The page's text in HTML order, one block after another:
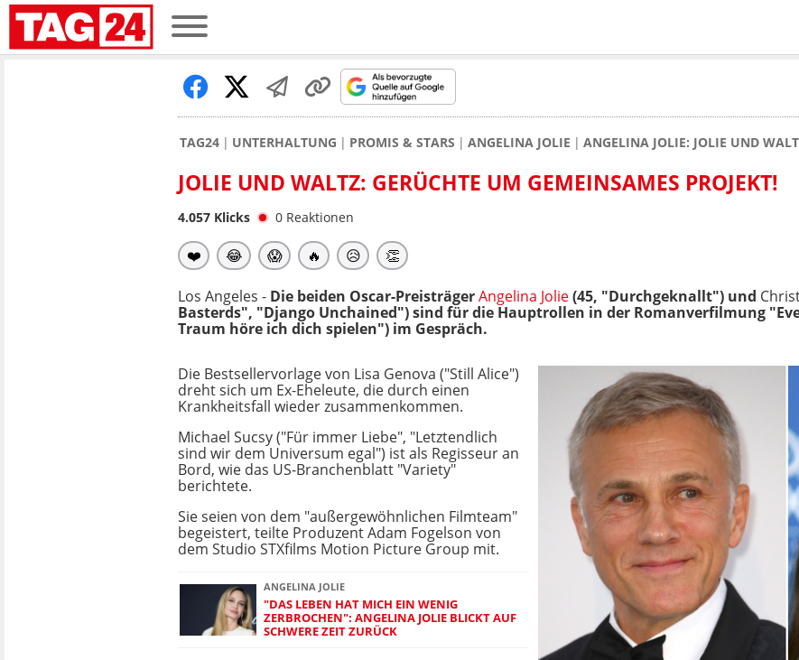
TAG24 UNTERHALTUNG PROMIS & STARS ANGELINA JOLIE ANGELINA JOLIE: JOLIE UND
JOLIE UND WALTZ: GERÜCHTE UM GEMEINSAMES PROJEKT!
4.057 Klicks 0 Reaktionen
❤️ 😂 😱 🔥 😥 👏
Los Angeles - Die beiden Oscar-PreisträgerAngelina Jolie(45, "Durchgeknallt") und
Basterds", "Django Unchained") sind für die Hauptrollen in der Romanverfilmung
Traum höre ich dich spielen") im Gespräch.
Die Bestsellervorlage von Lisa Genova ("Still Alice")
dreht sich um Ex-Eheleute, die durch einen
Krankheitsfall wieder zusammenkommen.
Michael Sucsy ("Für immer Liebe", "Letztendlich
sind wir dem Universum egal") ist als Regisseur an
Bord, wie das US-Branchenblatt "Variety"
berichtete.
Sie seien von dem "außergewöhnlichen Filmteam"
begeistert, teilte Produzent Adam Fogelson von
dem Studio STXfilms Motion Picture Group mit.
ANGELINA JOLIE
"DAS LEBEN HAT MICH EIN WENIG
ZERBROCHEN": ANGELINA JOLIE BLICKT AUF
SCHWERE ZEIT ZURÜCK